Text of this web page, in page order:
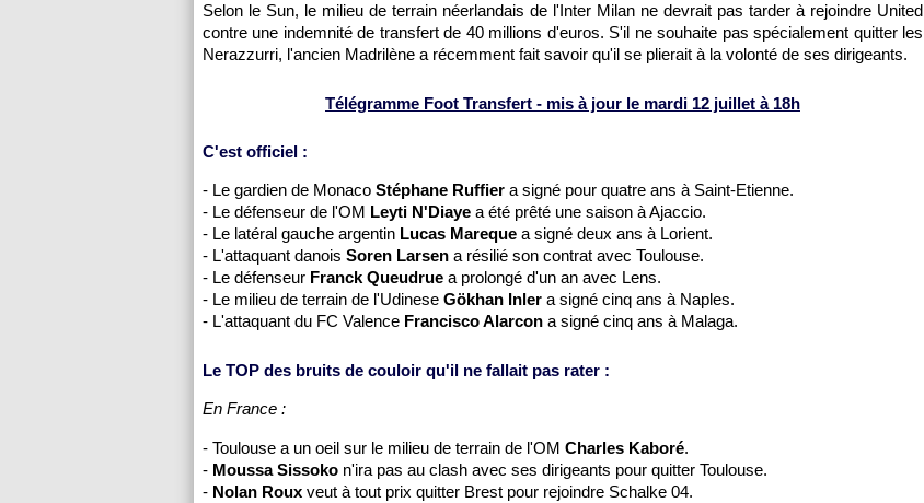
Selon le Sun, le milieu de terrain néerlandais de l'Inter Milan ne devrait pas tarder à rejoindre United
contre une indemnité de transfert de 40 millions d'euros. S'il ne souhaite pas spécialement quitter les
Nerazzurri, l'ancien Madrilène a récemment fait savoir qu'il se plierait à la volonté de ses dirigeants.
Télégramme Foot Transfert - mis à jour le mardi 12 juillet à 18h
C'est officiel :
- Le gardien de Monaco Stéphane Ruffier a signé pour quatre ans à Saint-Etienne.
- Le défenseur de l'OM Leyti N'Diaye a été prêté une saison àAjaccio.
- Le latéral gauche argentin Lucas Mareque a signé deux ans à Lorient.
- L'attaquant danois Soren Larsen a résilié son contrat avec Toulouse.
- Le défenseur Franck Queudrue a prolongé d'un an avec Lens.
- Le milieu de terrain de l'Udinese Gökhan Inler a signé cinq ans à Naples.
- L'attaquant du FC Valence Francisco Alarcon a signé cinq ans à Malaga.
Le TOP des bruits de couloir qu'il ne fallait pas rater :
En France :
- Toulouse a un oeil sur le milieu de terrain de l'OM Charles Kaboré.
- Moussa Sissoko n'ira pas au clash avec ses dirigeants pour quitter Toulouse.
- Nolan Roux veut à tout prix quitter Brest pour rejoindre Schalke 04.